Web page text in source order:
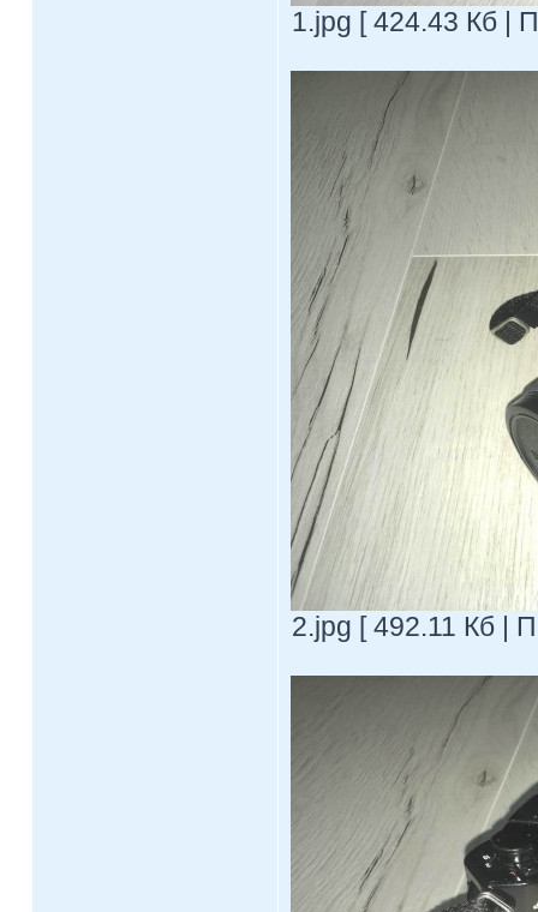
1.jpg [ 424.43 Кб |
2.jpg [ 492.11 Кб |